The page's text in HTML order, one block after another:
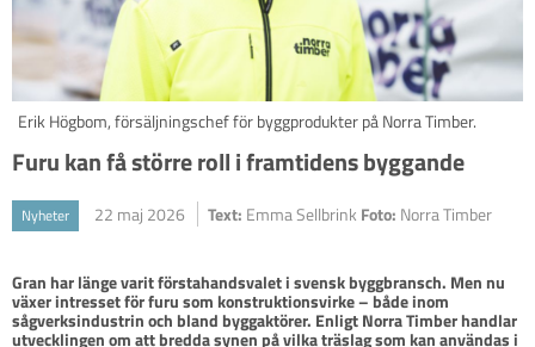
Erik Högbom, försäljningschef för byggprodukter på Norra Timber.
Furu kan få större roll i framtidens byggande
Nyheter 22 maj 2026 Text: Emma Sellbrink Foto: Norra Timber
Gran har länge varit förstahandsvalet i svensk byggbransch. Men nu
växer intresset för furu som konstruktionsvirke – både inom
sågverksindustrin och bland byggaktörer. Enligt Norra Timber handlar
utvecklingen om att bredda synen på vilka träslag som kan användas i